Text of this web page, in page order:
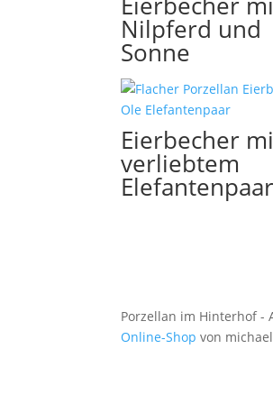
Nilpferd und
Sonne
Eierbecher
verliebtem
Elefantenpaar
Porzellan im Hinterhof -
Online-Shop von